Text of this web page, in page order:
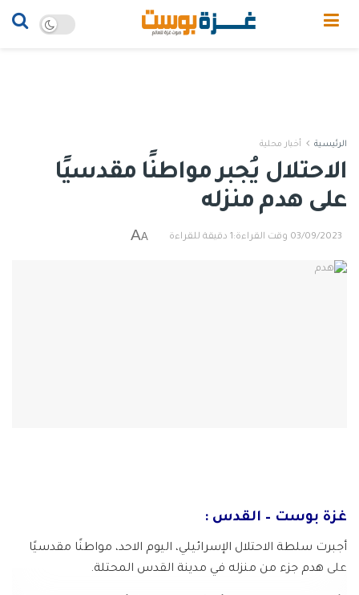
الرئيسية أخبار محلية
الاحتلال يُجبر مواطنًا مقدسيًا
على هدم منزله
03/09/2023 وقت القراءة:1 دقيقة للقراءة A
A
غزة بوست – القدس :
أجبرت سلطة الاحتلال الإسرائيلي، اليوم الاحد، مواطنًا مقدسيًا
على هدم جزء من منزله في مدينة القدس المحتلة.